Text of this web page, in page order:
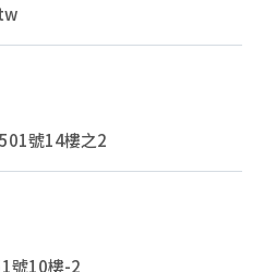
號14樓之2
號10樓-2